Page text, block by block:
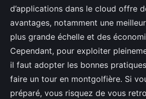
d’applications dans le cloud offre
avantages, notamment une
plus grande échelle et des
Cependant, pour exploiter
il faut adopter les bonnes
faire un tour en montgolfière. Si
préparé, vous risquez de vous